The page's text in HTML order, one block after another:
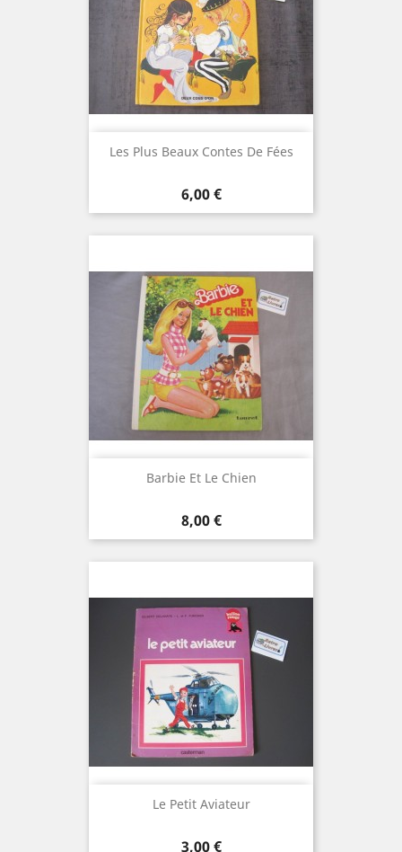
Les Plus Beaux Contes De Fées
Prix
6,00 €
Barbie Et Le Chien
Prix
8,00 €
Le Petit Aviateur
Prix
3,00 €